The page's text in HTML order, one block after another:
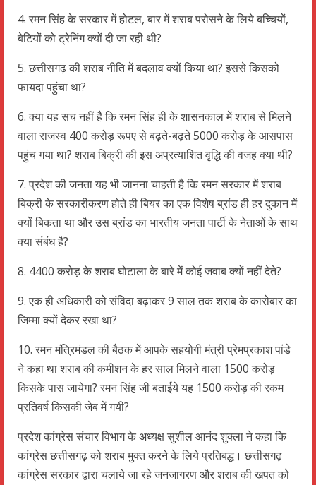
4. रमन सिंह के सरकार में होटल, बार में शराब परोसने के लिये बच्चियों,
बेटियों को ट्रेनिंग क्यों दी जा रही थी?
5. छत्तीसगढ़ की शराब नीति में बदलाव क्यों किया था? इससे किसको
फायदा पहुंचा था?
6. क्या यह सच नहीं है कि रमन सिंह ही के शासनकाल में शराब से मिलने
वाला राजस्व 400 करोड़ रूपए से बढ़ते-बढ़ते 5000 करोड़ के आसपास
पहुंच गया था? शराब बिक्री की इस अप्रत्याशित वृद्धि की वजह क्या थी?
7. प्रदेश की जनता यह भी जानना चाहती है कि रमन सरकार में शराब
बिक्री के सरकारीकरण होते ही बियर का एक विशेष ब्रांड ही हर दुकान में
क्यों बिकता था और उस ब्रांड का भारतीय जनता पार्टी के नेताओं के साथ
क्या संबंध है?
8. 4400 करोड़ के शराब घोटाला के बारे में कोई जवाब क्यों नहीं देते?
9. एक ही अधिकारी को संविदा बढ़ाकर 9 साल तक शराब के कारोबार का
जिम्मा क्यों देकर रखा था?
10. रमन मंत्रिमंडल की बैठक में आपके सहयोगी मंत्री प्रेमप्रकाश पांडे
ने कहा था शराब की कमीशन के हर साल मिलने वाला 1500 करोड़
किसके पास जायेगा? रमन सिंह जी बताईये यह 1500 करोड़ की रकम
प्रतिवर्ष किसकी जेब में गयी?
प्रदेश कांग्रेस संचार विभाग के अध्यक्ष सुशील आनंद शुक्ला ने कहा कि
कांग्रेस छत्तीसगढ़ को शराब मुक्त करने के लिये प्रतिबद्ध। छत्तीसगढ़
कांग्रेस सरकार द्वारा चलाये जा रहे जनजागरण और शराब की खपत को